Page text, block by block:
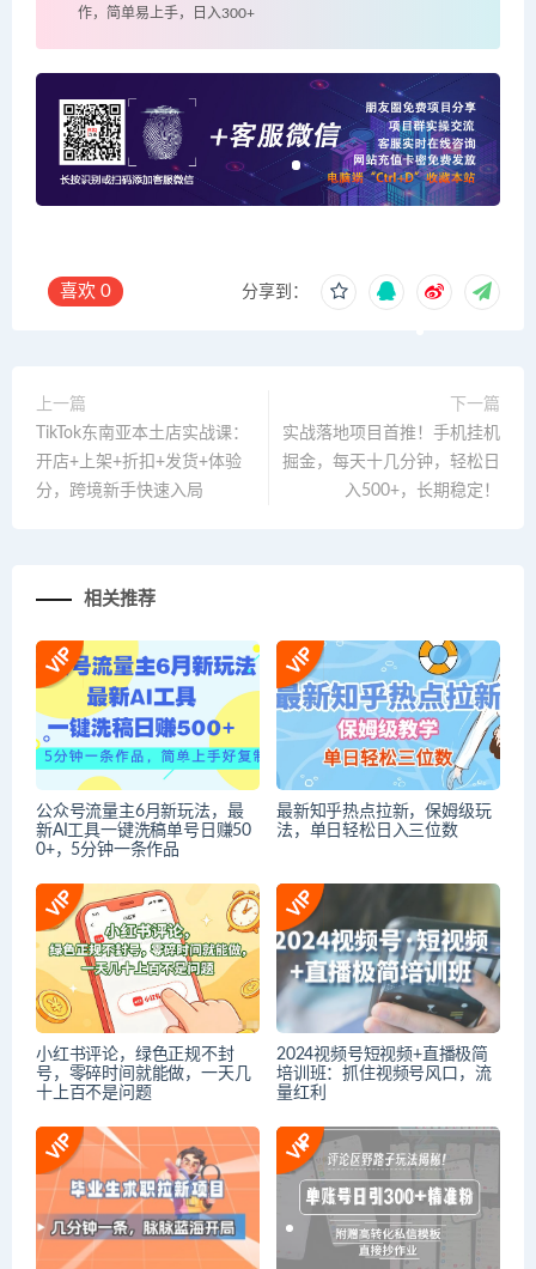
作，简单易上手，日入300+
喜欢 0 分享到：
上一篇
TikTok东南亚本土店实战课：
开店+上架+折扣+发货+体验
分，跨境新手快速入局
下一篇
实战落地项目首推！手机挂机
掘金，每天十几分钟，轻松日
入500+，长期稳定！
相关推荐
公众号流量主6月新玩法，最
新AI工具一键洗稿单号日赚50
0+，5分钟一条作品
最新知乎热点拉新，保姆级玩
法，单日轻松日入三位数
小红书评论，绿色正规不封
号，零碎时间就能做，一天几
十上百不是问题
2024视频号短视频+直播极简
培训班：抓住视频号风口，流
量红利